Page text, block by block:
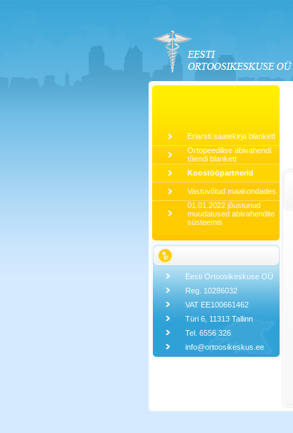
Eriarsti saatekirja blankett
Ortopeedilise abivahendi
tõendi blankett
Koostööpartnerid
Vastuvõtud maakondades
01.01.2022 jõustunud
muudatused abivahendite
süsteemis
Eesti Ortoosikeskuse OÜ
Reg. 10286032
VAT EE100661462
Türi 6, 11313 Tallinn
Tel. 6556 326
info@ortoosikeskus.ee